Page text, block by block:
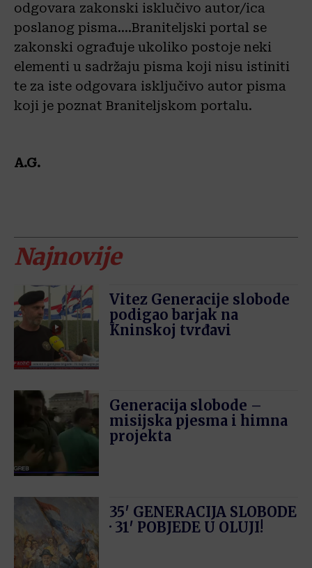
odgovara zakonski isklučivo autor/ica
poslanog pisma….Braniteljski portal se
zakonski ograđuje ukoliko postoje neki
elementi u sadržaju pisma koji nisu istiniti
te za iste odgovara isključivo autor pisma
koji je poznat Braniteljskom portalu.
A.G.
Najnovije
Vitez Generacije slobode
podigao barjak na
Kninskoj tvrđavi
Generacija slobode –
misijska pjesma i himna
projekta
35′ GENERACIJA SLOBODE
· 31′ POBJEDE U OLUJI!